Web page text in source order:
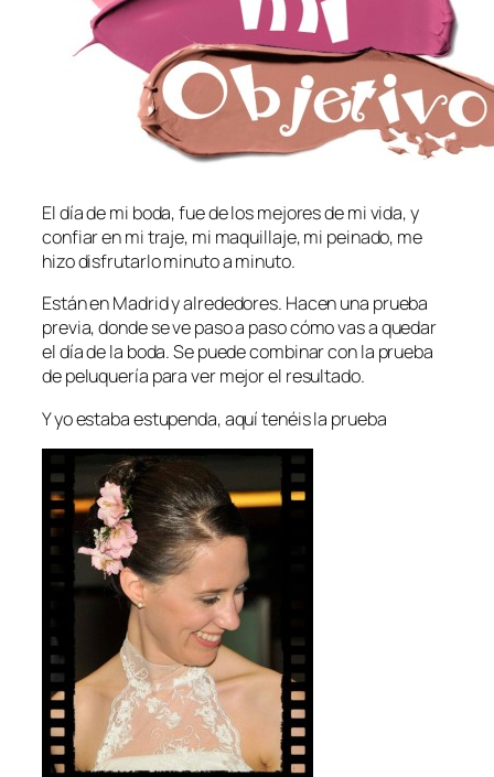
El día de mi boda, fue de los mejores de mi vida, y
confiar en mi traje, mi maquillaje, mi peinado, me
hizo disfrutarlo minuto a minuto.
Están en Madrid y alrededores. Hacen una prueba
previa, donde se ve paso a paso cómo vas a quedar
el día de la boda. Se puede combinar con la prueba
de peluquería para ver mejor el resultado.
Y yo estaba estupenda, aquí tenéis la prueba